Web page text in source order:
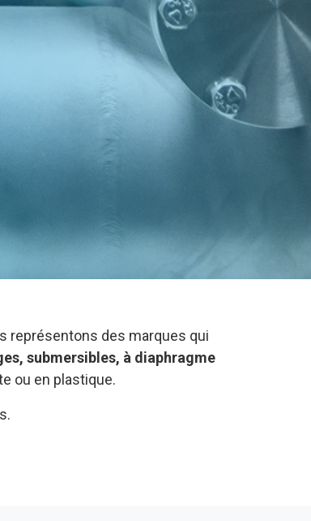
représentons des marques qui
submersibles, à diaphragme
ou en plastique.